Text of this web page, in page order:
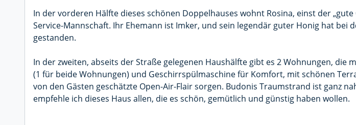
In der vorderen Hälfte dieses schönen Doppelhauses wohnt Rosina, einst der „gute
Service-Mannschaft. Ihr Ehemann ist Imker, und sein legendär guter Honig hat bei
gestanden.
In der zweiten, abseits der Straße gelegenen Haushälfte gibt es 2 Wohnungen, die
(1 für beide Wohnungen) und Geschirrspülmaschine für Komfort, mit schönen
von den Gästen geschätzte Open-Air-Flair sorgen. Budonis Traumstrand ist ganz
empfehle ich dieses Haus allen, die es schön, gemütlich und günstig haben wollen.